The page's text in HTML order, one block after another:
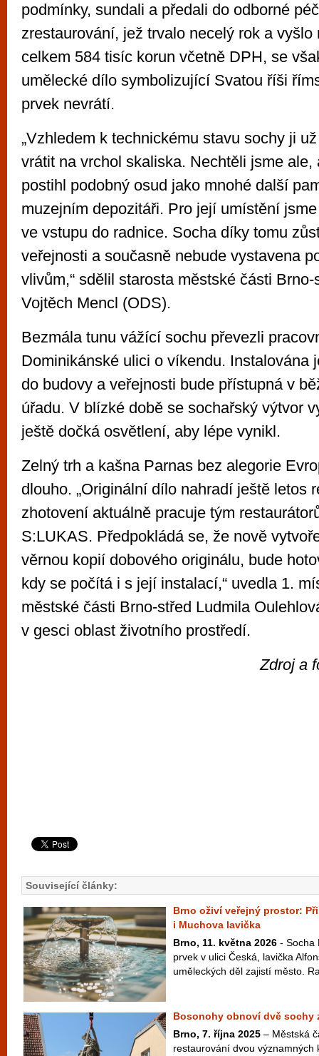
podmínky, sundali a předali do odborné
zrestaurování, jež trvalo necelý rok a vyšlo
celkem 584 tisíc korun včetně DPH, se
umělecké dílo symbolizující Svatou říši
prvek nevrátí.
„Vzhledem k technickému stavu sochy ji
vrátit na vrchol skaliska. Nechtěli jsme ale,
postihl podobný osud jako mnohé další
muzejním depozitáři. Pro její umístění
ve vstupu do radnice. Socha díky tomu
veřejnosti a současně nebude vystavena
vlivům,“ sdělil starosta městské části
Vojtěch Mencl (ODS).
Bezmála tunu vážící sochu převezli
Dominikánské ulici o víkendu. Instalována
do budovy a veřejnosti bude přístupná v
úřadu. V blízké době se sochařský výtvor
ještě dočká osvětlení, aby lépe vynikl.
Zelný trh a kašna Parnas bez alegorie
dlouho. „Originální dílo nahradí ještě letos
zhotovení aktuálně pracuje tým
S:LUKAS. Předpokládá se, že nově
věrnou kopií dobového originálu, bude
kdy se počítá i s její instalací,“ uvedla 1.
městské části Brno-střed Ludmila
v gesci oblast životního prostředí.
Zdroj a
Související články:
Brno oživí veřejný prostor:
i Muchova lavička
Brno, 11. května 2026 - Socha
prvek v ulici Česká, lavička
uměleckých děl zajistí město.
Bosonohy obnoví dvě sochy
Brno, 7. října 2025 – Městská
restaurování dvou významných